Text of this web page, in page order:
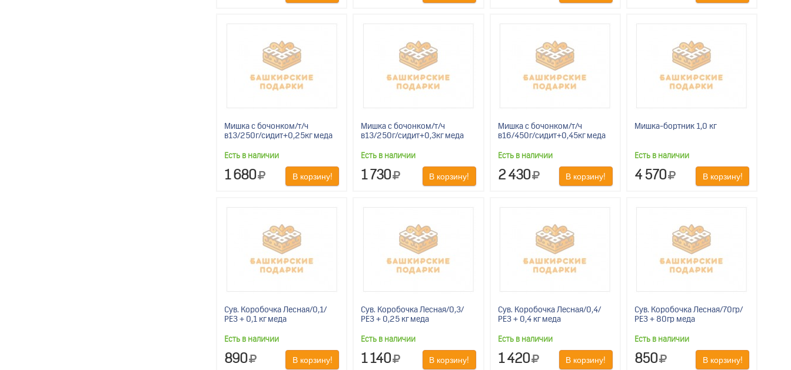
Мишка с бочонком/т/ч
в13/250г/сидит+0,25кг меда
Есть в наличии
1 680 В корзину!
Мишка с бочонком/т/ч
в13/250г/сидит+0,3кг меда
Есть в наличии
1 730 В корзину!
Мишка с бочонком/т/ч
в16/450г/сидит+0,45кг меда
Есть в наличии
2 430 В корзину!
Мишка-бортник 1,0 кг
Есть в наличии
4 570 В корзину!
Сув. Коробочка Лесная/0,1/
РЕЗ + 0,1 кг меда
Есть в наличии
890 В корзину!
Сув. Коробочка Лесная/0,3/
РЕЗ + 0,25 кг меда
Есть в наличии
1 140 В корзину!
Сув. Коробочка Лесная/0,4/
РЕЗ + 0,4 кг меда
Есть в наличии
1 420 В корзину!
Сув. Коробочка Лесная/70гр/
РЕЗ + 80гр меда
Есть в наличии
850 В корзину!